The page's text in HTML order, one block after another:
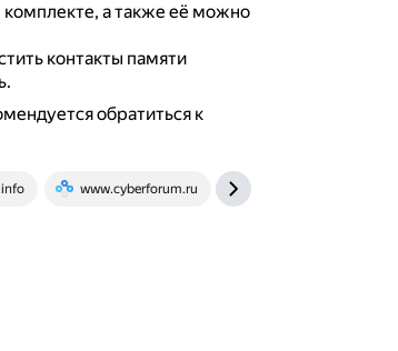
комплекте, а также её можно
контакты памяти
обратиться к
www.cyberforum.ru